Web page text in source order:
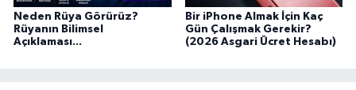
Neden Rüya Görürüz?
Rüyanın Bilimsel
Açıklaması...
Bir iPhone Almak İçin Kaç
Gün Çalışmak Gerekir?
(2026 Asgari Ücret Hesabı)